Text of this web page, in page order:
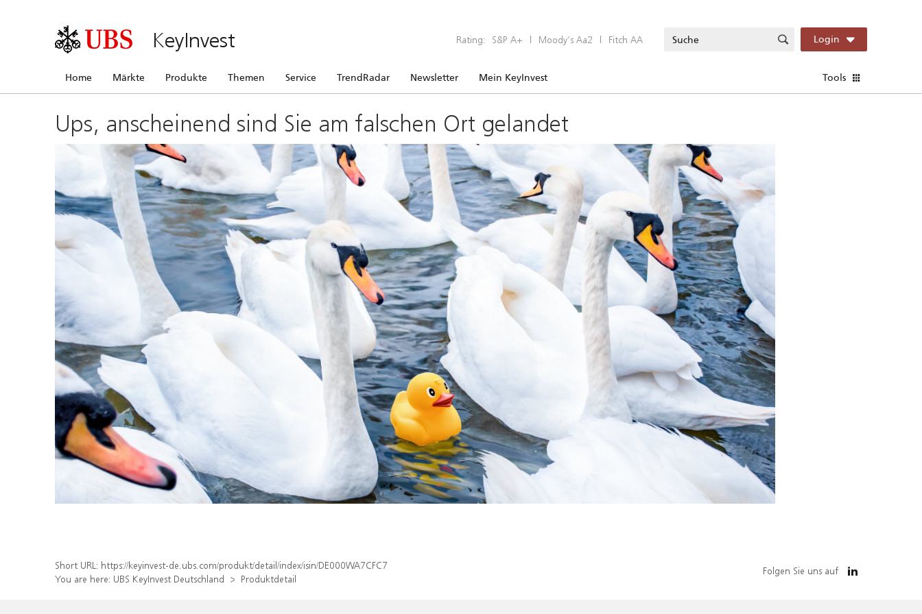
KeyInvest Rating: S&P A+ | Moody’s Aa2 | Fitch AA Login
Home Märkte Produkte Themen Service TrendRadar Newsletter Mein KeyInvest Tools
Ups, anscheinend sind Sie am falschen Ort gelandet
Short URL: https://keyinvest-de.ubs.com/produkt/detail/index/isin/DE000WA7CFC7
You are here: UBS KeyInvest Deutschland Produktdetail
Folgen Sie uns auf